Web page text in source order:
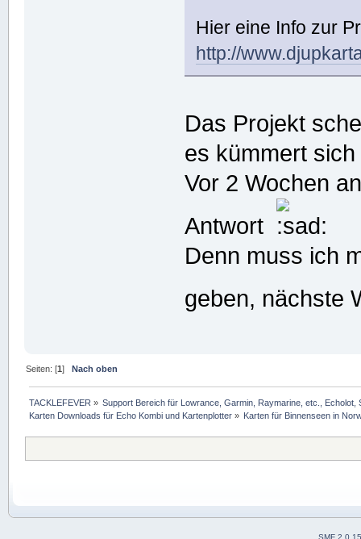
Hier eine Info zur
http://
Das Projekt
es kümmert
Vor 2 Wochen
Antwort
Denn muss ich
geben, nächste
Seiten: [1]Nach oben
TACKLEFEVER » Support Bereich für Lowrance, Garmin, Raymarine, etc.,
Karten Downloads für Echo Kombi und Kartenplotter » Karten für Binnenseen in
SMF 2.0.15